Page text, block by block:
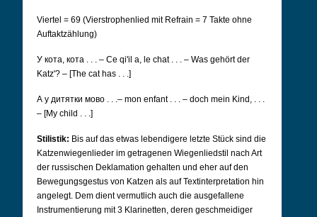
Viertel = 69 (Vierstrophenlied mit Refrain = 7 Takte ohne
Auftaktzählung)
У кота, кота . . . – Ce qi'il a, le chat . . . – Was gehört der
Katz'? – [The cat has . . .]
А у дитятки мово . . .– mon enfant . . . – doch mein Kind, . . .
– [My child . . .]
Stilistik: Bis auf das etwas lebendigere letzte Stück sind die
Katzenwiegenlieder im getragenen Wiegenliedstil nach Art
der russischen Deklamation gehalten und eher auf den
Bewegungsgestus von Katzen als auf Textinterpretation hin
angelegt. Dem dient vermutlich auch die ausgefallene
Instrumentierung mit 3 Klarinetten, deren geschmeidiger